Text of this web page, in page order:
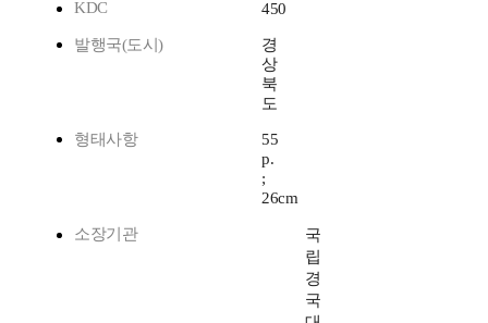
KDC
450
발행국(도시)
경
상
북
도
형태사항
55
p.
;
26cm
소장기관
국
립
경
국